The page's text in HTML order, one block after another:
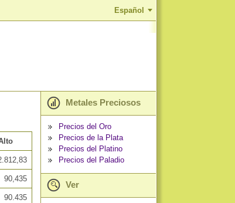
Español
90,435
90.435
Metales Preciosos
Precios del Oro
Precios de la Plata
Precios del Platino
Precios del Paladio
Ver